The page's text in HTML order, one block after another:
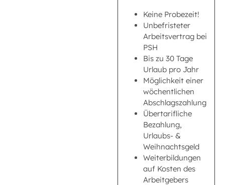
Keine Probezeit!
Unbefristeter
Arbeitsvertrag bei
PSH
Bis zu 30 Tage
Urlaub pro Jahr
Möglichkeit einer
wöchentlichen
Abschlagszahlung
Übertarifliche
Bezahlung,
Urlaubs- &
Weihnachtsgeld
Weiterbildungen
auf Kosten des
Arbeitgebers